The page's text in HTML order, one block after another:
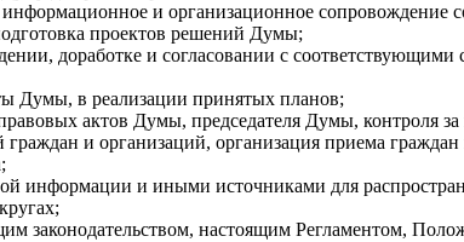
и организационное сопровождение
проектов решений Думы;
доработке и согласовании с
Думы, в реализации принятых планов;
актов Думы, председателя Думы, контроля
граждан и организаций, организация приема
информации и иными источниками для
законодательством, настоящим Регламентом,